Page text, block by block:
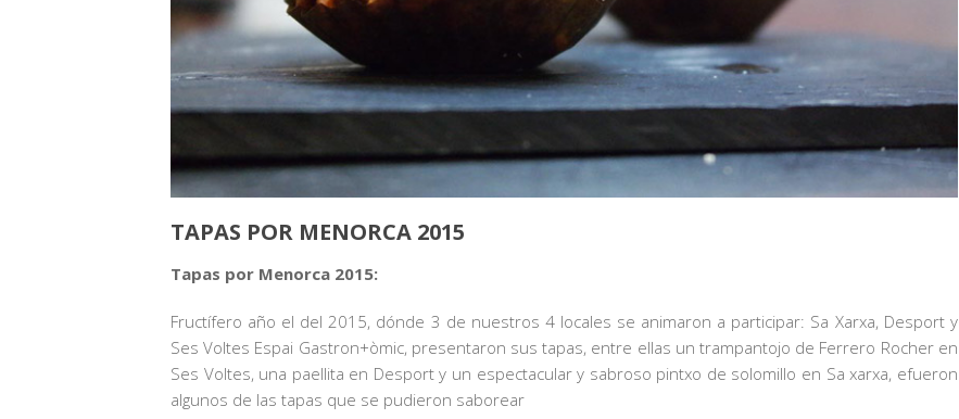
TAPAS POR MENORCA 2015
Tapas por Menorca 2015:
Fructífero año el del 2015, dónde 3 de nuestros 4 locales se animaron a participar: Sa Xarxa, Desport y
Ses Voltes Espai Gastron+òmic, presentaron sus tapas, entre ellas un trampantojo de Ferrero Rocher en
Ses Voltes, una paellita en Desport y un espectacular y sabroso pintxo de solomillo en Sa xarxa, efueron
algunos de las tapas que se pudieron saborear